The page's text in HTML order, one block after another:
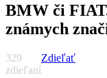
BMW či
známych
329
zdieľaní
Zdieľať